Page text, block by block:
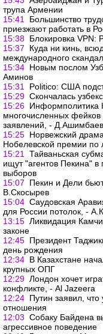
трупа Армении
15:41
Большинство
приезжают работать в
15:38 Блокировка VPN:
15:37
Куда ни кинь,
международного
15:34 Новым послом
Аминов
15:31
Politico: США
15:29 Скончалась
15:26 Информполитика
многочисленных
заявлений, - Д.Ашимбаев
15:25 Норвежский
Нобелевской премии по
15:21
Тайваньская
ищут "агентов Пекина" в
выборов
15:07
Пекин и Дели
В.Скосырев
15:04 Саудовская
для России потолок, -
13:15 Ликвидация
законе
12:45 Президент
день рождения
12:34 В Казахстане
крупных ОПГ
12:29 Лондон хочет
конфликте, - Al Jazeera
12:24 Путин заявил,
отношения
12:03 Собаку Байдена
агрессивное поведение